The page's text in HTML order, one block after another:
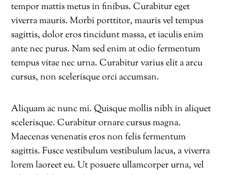
tempor mattis metus in finibus. Curabitur eget
viverra mauris. Morbi porttitor, mauris vel tempus
sagittis, dolor eros tincidunt massa, et iaculis enim
ante nec purus. Nam sed enim at odio fermentum
tempus vitae nec urna. Curabitur varius elit a arcu
cursus, non scelerisque orci accumsan.
Aliquam ac nunc mi. Quisque mollis nibh in aliquet
scelerisque. Curabitur ornare cursus magna.
Maecenas venenatis eros non felis fermentum
sagittis. Fusce vestibulum vestibulum lacus, a viverra
lorem laoreet eu. Ut posuere ullamcorper urna, vel